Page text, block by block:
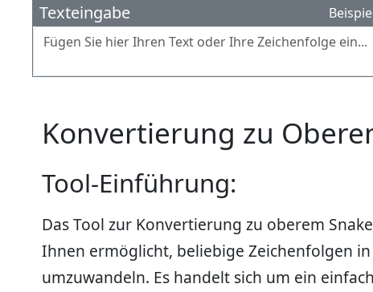
Texteingabe
Konvertierung zu
Tool-Einführung:
Das Tool zur Konvertierung zu oberem
Ihnen ermöglicht, beliebige Zeichenfolgen in
umzuwandeln. Es handelt sich um ein